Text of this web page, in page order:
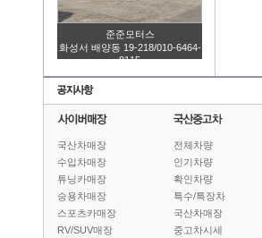
준준모터스
화성서 배양동 19-218/010-6464-
8115
국산차매장
수입차매장
튜닝카매장
승용차매장
스포츠카매장
RV/SUV매장
전체차량
인기차량
확인차량
특수/특장차
국산차매장
중고차시세